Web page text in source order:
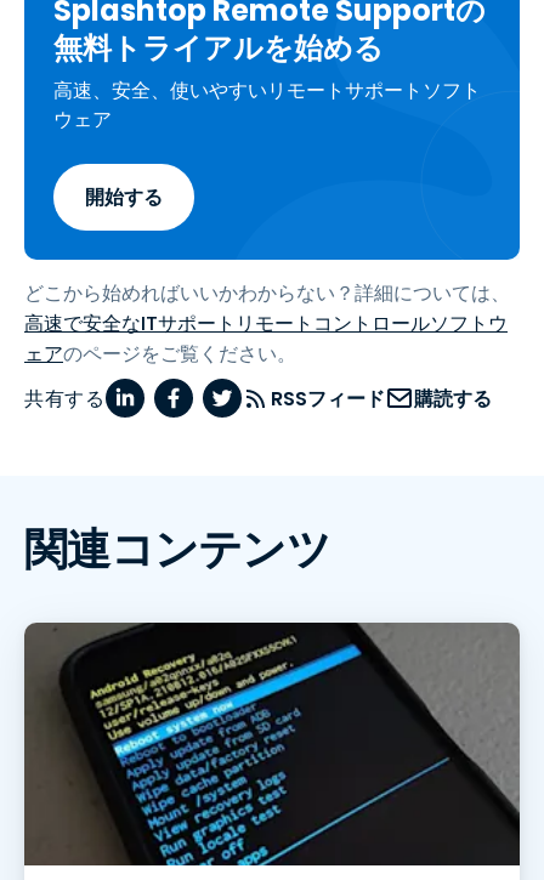
Splashtop Remote Supportの
無料トライアルを始める
高速、安全、使いやすいリモートサポートソフト
ウェア
開始する
どこから始めればいいかわからない？詳細については、
高速で安全なITサポートリモートコントロールソフトウ
ェアのページをご覧ください。
共有する
RSSフィード 購読する
関連コンテンツ